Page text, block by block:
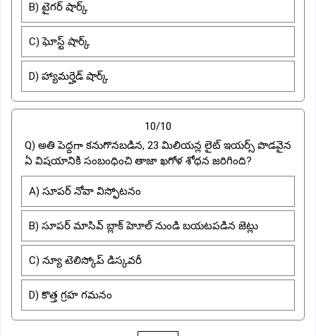
B) టైగర్ షార్క్
C) ఘోస్ట్ షార్క్
D) హ్యామర్హెడ్ షార్క్
10/10
Q) అతి పెద్దగా కనుగొనబడిన, 23 మిలియన్ల లైట్ ఇయర్స్ పొడవైన
ఏ విషయానికి సంబంధించి తాజా ఖగోళ శోధన జరిగింది?
A) సూపర్ నోవా విస్ఫోటనం
B) సూపర్ మాసివ్ బ్లాక్ హెూల్ నుండి బయటపడిన జెట్లు
C) న్యూ టెలిస్కోప్ డిస్కవరీ
D) కొత్త గ్రహ గమనం